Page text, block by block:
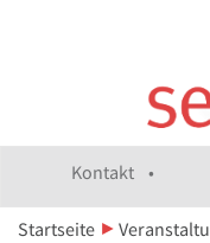
Kontakt •
Startseite